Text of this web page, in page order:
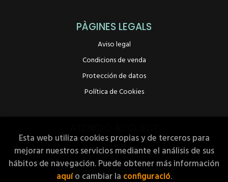
PÀGINES LEGALS
Aviso legal
Condicions de venda
Protección de datos
Política de Cookies
Qui som
Pedidos especiales
Esta web utiliza cookies propias y de terceros para
mejorar nuestros servicios mediante el análisis de sus
hábitos de navegación. Puede obtener más información
aquío cambiar la configuració.